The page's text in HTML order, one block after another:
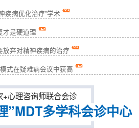
疾病优化治疗”学术
才是硬道理
弃对精神疾病的治疗
式在疑难病会议中获高
+心理咨询师联合会诊
”MDT多学科会诊中心